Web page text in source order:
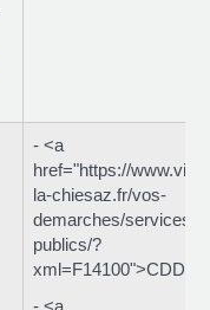
- <a
href="https://www.viuz-
la-chiesaz.fr/vos-
demarches/services-
publics/?
xml=F14100">CDDI</